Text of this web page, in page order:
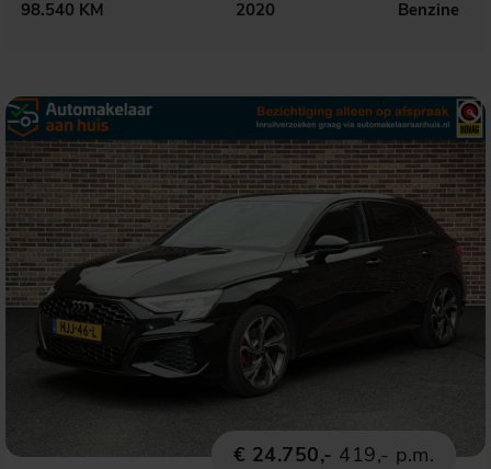
98.540 KM
2020
Benzine
€ 24.750,- 419,- p.m.